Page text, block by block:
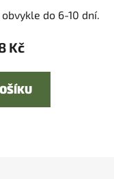
do 6-10 dní.
Kč